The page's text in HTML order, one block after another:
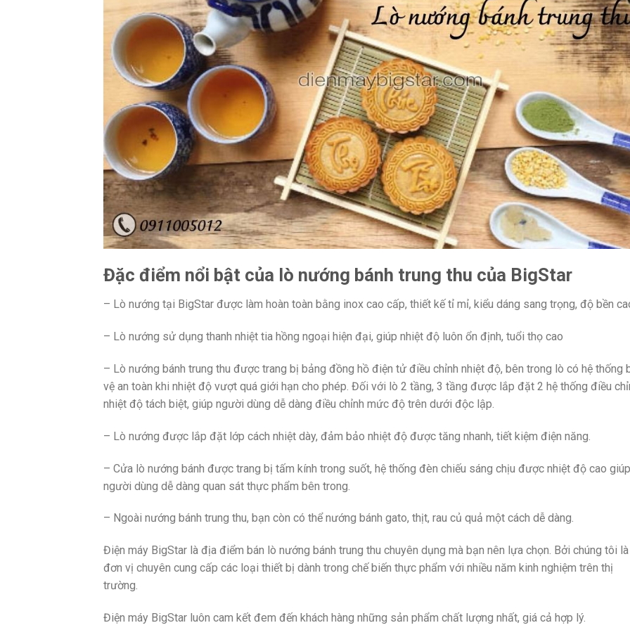
Đặc điểm nổi bật của lò nướng bánh trung thu của BigStar
– Lò nướng tại BigStar được làm hoàn toàn bằng inox cao cấp, thiết kế tỉ mỉ, kiểu dáng sang trọng, độ bền
– Lò nướng sử dụng thanh nhiệt tia hồng ngoại hiện đại, giúp nhiệt độ luôn ổn định, tuổi thọ cao
– Lò nướng bánh trung thu được trang bị bảng đồng hồ điện tử điều chỉnh nhiệt độ, bên trong lò có hệ thống
vệ an toàn khi nhiệt độ vượt quá giới hạn cho phép. Đối với lò 2 tầng, 3 tầng được lắp đặt 2 hệ thống điều
nhiệt độ tách biệt, giúp người dùng dễ dàng điều chỉnh mức độ trên dưới độc lập.
– Lò nướng được lắp đặt lớp cách nhiệt dày, đảm bảo nhiệt độ được tăng nhanh, tiết kiệm điện năng.
– Cửa lò nướng bánh được trang bị tấm kính trong suốt, hệ thống đèn chiếu sáng chịu được nhiệt độ cao giúp
người dùng dễ dàng quan sát thực phẩm bên trong.
– Ngoài nướng bánh trung thu, bạn còn có thể nướng bánh gato, thịt, rau củ quả một cách dễ dàng.
Điện máy BigStar là địa điểm bán lò nướng bánh trung thu chuyên dụng mà bạn nên lựa chọn. Bởi chúng tôi là
đơn vị chuyên cung cấp các loại thiết bị dành trong chế biến thực phẩm với nhiều năm kinh nghiệm trên thị
trường.
Điện máy BigStar luôn cam kết đem đến khách hàng những sản phẩm chất lượng nhất, giá cả hợp lý.